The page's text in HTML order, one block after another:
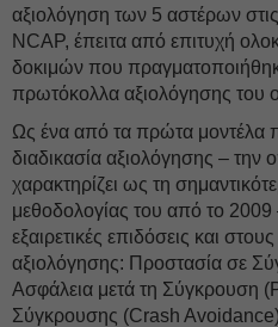
αξιολόγηση των 5 αστέρων
NCAP, έπειτα από επιτυχή
δοκιμών που
πρωτόκολλα αξιολόγησης του
Ως ένα από τα πρώτα μοντέλα
διαδικασία αξιολόγησης – την
χαρακτηρίζει ως τη
μεθοδολογίας του από το
εξαιρετικές επιδόσεις και
αξιολόγησης: Προστασία σε
Ασφάλεια μετά τη Σύγκρουση
Σύγκρουσης (Crash